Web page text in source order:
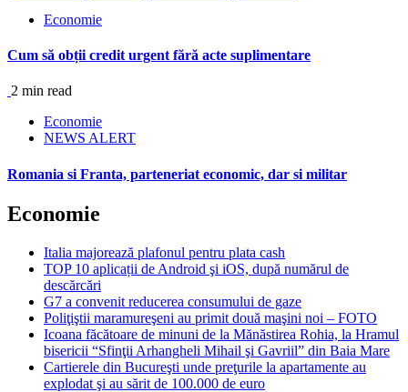
Economie
Cum să obții credit urgent fără acte suplimentare
2 min read
Economie
NEWS ALERT
Romania si Franta, parteneriat economic, dar si militar
Economie
Italia majorează plafonul pentru plata cash
TOP 10 aplicații de Android şi iOS, după numărul de
descărcări
G7 a convenit reducerea consumului de gaze
Poliţiştii maramureşeni au primit două maşini noi – FOTO
Icoana făcătoare de minuni de la Mănăstirea Rohia, la Hramul
bisericii “Sfinţii Arhangheli Mihail şi Gavriil” din Baia Mare
Cartierele din Bucureşti unde preţurile la apartamente au
explodat şi au sărit de 100.000 de euro